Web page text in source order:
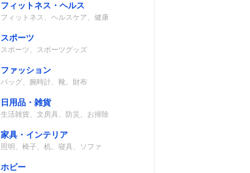
フィットネス・ヘルス
フィットネス、ヘルスケア、健康
スポーツ
スポーツ、スポーツグッズ
ファッション
バッグ、腕時計、靴、財布
日用品・雑貨
生活雑貨、文房具、防災、お掃除
家具・インテリア
照明、椅子、机、寝具、ソファ
ホビー